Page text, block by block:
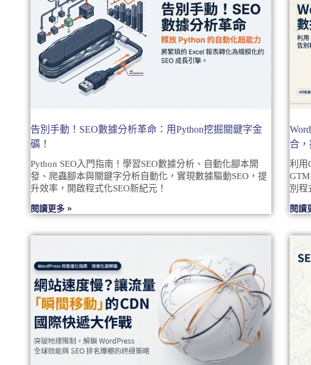
告別手動！SEO數據分析革命：用Python挖掘關鍵字金
礦！
Python SEO入門指南！學習SEO數據分析、自動化腳本開
發、爬蟲腳本與關鍵字分析自動化，實現數據驅動SEO，提
升效率，開啟程式化SEO新紀元！
閱讀更多 »
合，
利用
別程
閱讀